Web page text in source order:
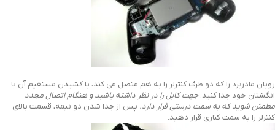
روبان مادربرد را که دو طرف کنترلر را به هم متصل می کند، با کشیدن مستقیم آن با
انگشتان خود جدا کنید.جهت کابل را در نظر داشته باشید و هنگام اتصال مجدد
مطمئن شوید که به سمت درستی قرار دارد. پس از جدا شدن دو نیمه، قسمت بالای
کنترلر را به سمت کناری قرار دهید.